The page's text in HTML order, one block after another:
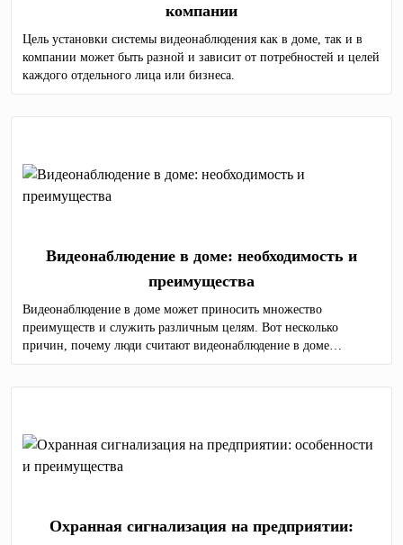
компании
Цель установки системы видеонаблюдения как в доме, так и в
компании может быть разной и зависит от потребностей и целей
каждого отдельного лица или бизнеса.
Видеонаблюдение в доме: необходимость и
преимущества
Видеонаблюдение в доме может приносить множество
преимуществ и служить различным целям. Вот несколько
причин, почему люди считают видеонаблюдение в доме
необходимым, а также преимущества, связанные с этой
Охранная сигнализация на предприятии: